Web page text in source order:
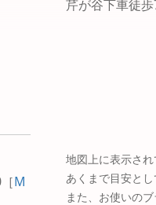
［M
芹が谷下車徒
地図上に表示さ
あくまで目安と
また、お使いの